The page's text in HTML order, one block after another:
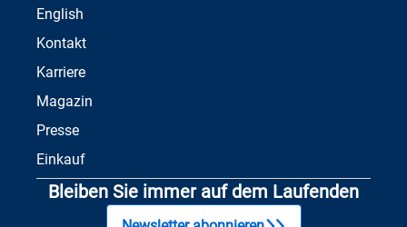
English
Kontakt
Karriere
Magazin
Presse
Einkauf